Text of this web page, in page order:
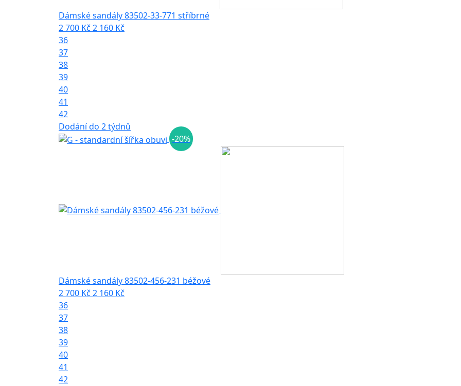
Dámské sandály 83502-33-771 stříbrné
2 700 Kč 2 160 Kč
36
37
38
39
40
41
42
Dodání do 2 týdnů
-20%
Dámské sandály 83502-456-231 béžové
2 700 Kč 2 160 Kč
36
37
38
39
40
41
42